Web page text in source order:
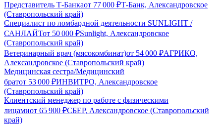
Представитель Т-Банкаот 77 000 ₽Т-Банк, Александровское
(Ставропольский край)
Специалист по ломбардной деятельности SUNLIGHT /
САНЛАЙТот 50 000 ₽Sunlight, Александровское
(Ставропольский край)
Ветеринарный врач (мясокомбинат)от 54 000 ₽АГРИКО,
Александровское (Ставропольский край)
Медицинская сестра/Медицинский
братот 53 000 ₽ИНВИТРО, Александровское
(Ставропольский край)
Клиентский менеджер по работе с физическими
лицамиот 65 900 ₽СБЕР, Александровское (Ставропольский
край)